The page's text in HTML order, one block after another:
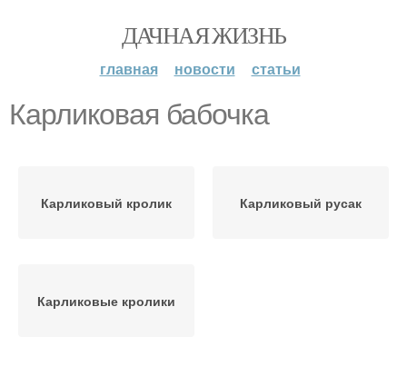
ДАЧНАЯ ЖИЗНЬ
главная новости статьи
Карликовая бабочка
Карликовый кролик Карликовый русак
Карликовые кролики